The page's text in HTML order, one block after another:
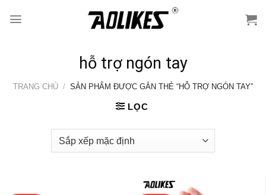
hỗ trợ ngón tay
TRANG CHỦ / SẢN PHẨM ĐƯỢC GẮN THẺ “HỖ TRỢ NGÓN TAY”
LỌC